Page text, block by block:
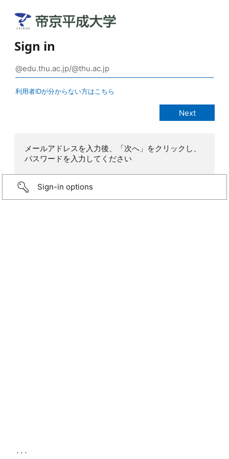
Sign in
利用者IDが分からない方はこちら
メールアドレスを入力後、「次へ」をクリックし、
パスワードを入力してください
Sign-in options
...